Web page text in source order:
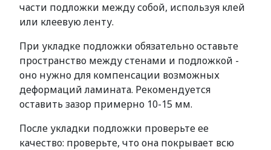
части подложки между собой, используя клей
или клеевую ленту.
При укладке подложки обязательно оставьте
пространство между стенами и подложкой -
оно нужно для компенсации возможных
деформаций ламината. Рекомендуется
оставить зазор примерно 10-15 мм.
После укладки подложки проверьте ее
качество: проверьте, что она покрывает всю